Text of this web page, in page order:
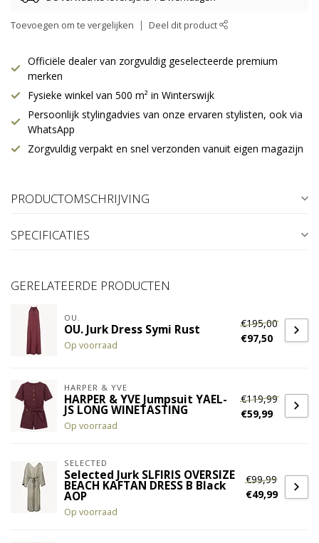
Toevoegen om te vergelijken Deel dit product
Officiële dealer van zorgvuldig geselecteerde premium
merken
Fysieke winkel van 500 m² in Winterswijk
Persoonlijk stylingadvies van onze ervaren stylisten, ook via
WhatsApp
Zorgvuldig verpakt en snel verzonden vanuit eigen magazijn
PRODUCTOMSCHRIJVING
SPECIFICATIES
GERELATEERDE PRODUCTEN
OU.
OU. Jurk Dress Symi Rust
Op voorraad
€195,00
€97,50
HARPER & YVE
HARPER & YVE Jumpsuit YAEL-
JS LONG WINETASTING
Op voorraad
€119,99
€59,99
SELECTED
Selected Jurk SLFIRIS OVERSIZE
BEACH KAFTAN DRESS B Black
AOP
Op voorraad
€99,99
€49,99